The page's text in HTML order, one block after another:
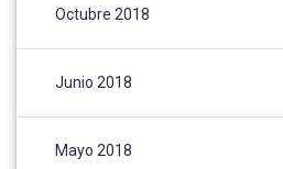
Octubre 2018
Junio 2018
Mayo 2018